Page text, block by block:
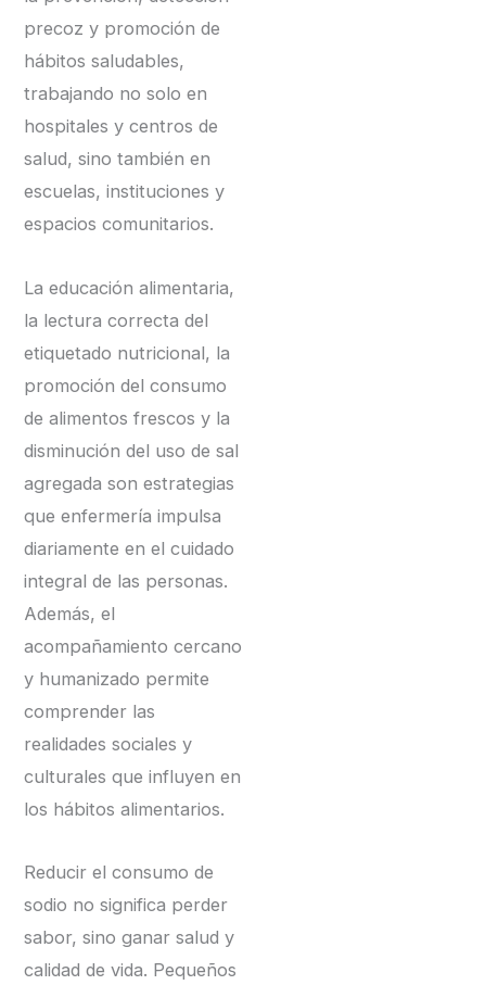
precoz y promoción de
hábitos saludables,
trabajando no solo en
hospitales y centros de
salud, sino también en
escuelas, instituciones y
espacios comunitarios.
La educación alimentaria,
la lectura correcta del
etiquetado nutricional, la
promoción del consumo
de alimentos frescos y la
disminución del uso de sal
agregada son estrategias
que enfermería impulsa
diariamente en el cuidado
integral de las personas.
Además, el
acompañamiento cercano
y humanizado permite
comprender las
realidades sociales y
culturales que influyen en
los hábitos alimentarios.
Reducir el consumo de
sodio no significa perder
sabor, sino ganar salud y
calidad de vida. Pequeños